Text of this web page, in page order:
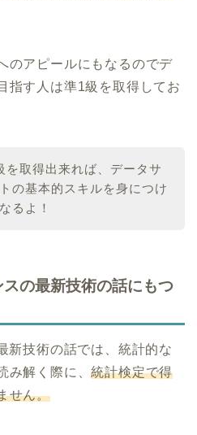
のアピールにもなるのでデ
指す人は準1級を取得してお
を取得出来れば、データサ
の基本的スキルを身につけ
るよ！
の最新技術の話にもつ
新技術の話では、統計的な
み解く際に、統計検定で得
せん。